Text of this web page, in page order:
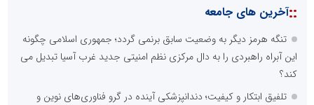
::آخرین های جامعه
تنگه هرمز دیگر به وضعیت سابق برنمی گردد؛ جمهوری اسلامی چگونه
این آبراه راهبردی را به دال مرکزی نظم امنیتی جدید غرب آسیا تبدیل می
کند؟
تلفیق ابتکار و کیفیت؛ دندانپزشکی آینده در گرو فناوری‌های نوین و